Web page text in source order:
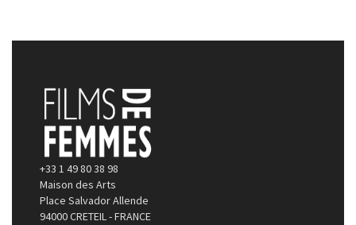
+33 1 49 80 38 98
Maison des Arts
Place Salvador Allende
94000 CRETEIL - FRANCE